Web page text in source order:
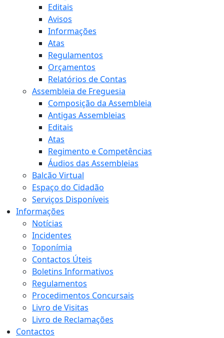
Editais
Avisos
Informações
Atas
Regulamentos
Orçamentos
Relatórios de Contas
Assembleia de Freguesia
Composição da Assembleia
Antigas Assembleias
Editais
Atas
Regimento e Competências
Áudios das Assembleias
Balcão Virtual
Espaço do Cidadão
Serviços Disponíveis
Informações
Notícias
Incidentes
Toponímia
Contactos Úteis
Boletins Informativos
Regulamentos
Procedimentos Concursais
Livro de Visitas
Livro de Reclamações
Contactos